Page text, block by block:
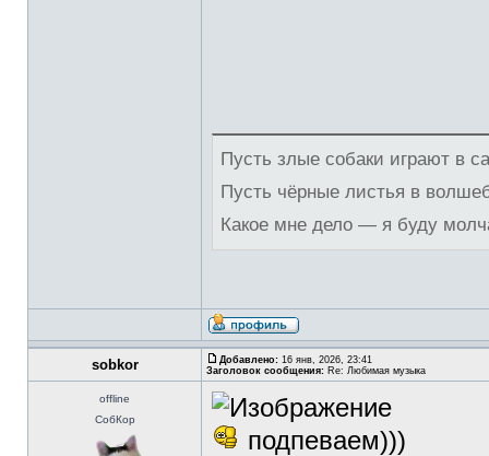
Пусть злые собаки играют в
Пусть чёрные листья в
Какое мне дело — я буду
sobkor Добавлено: 16 янв, 2026, 23:41
Заголовок сообщения: Re: Любимая музыка
offline
СобКор
подпеваем)))